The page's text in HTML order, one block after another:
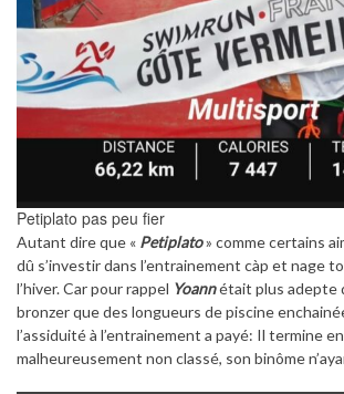
Petiplato pas peu fier
Autant dire que « Petiplato» comme certains
dû s’investir dans l’entrainement càp et nage
l’hiver. Car pour rappel Yoannétait plus adepte
bronzer que des longueurs de piscine
l’assiduité à l’entrainement a payé: Il termine
malheureusement non classé, son binôme